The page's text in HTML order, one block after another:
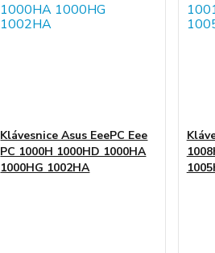
Klávesnice Asus EeePC Eee
PC 1000H 1000HD 1000HA
1000HG 1002HA